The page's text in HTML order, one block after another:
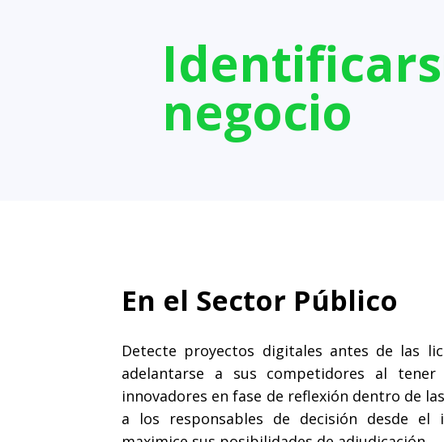
Identificar
negocio
En el Sector Público
Detecte proyectos digitales antes de las
adelantarse a sus competidores al
innovadores en fase de reflexión dentro de
a los responsables de decisión desde el